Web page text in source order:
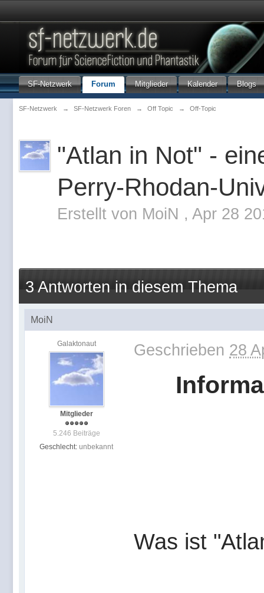
SF-Netzwerk Forum Mitglieder Kalender Blogs
SF-Netzwerk → SF-Netzwerk Foren → Off Topic → Off-Topic
"Atlan in Not" -
Perry-Rhodan-
Erstellt von MoiN , Apr 28
3 Antworten in diesem Thema
MoiN
Galaktonaut
Mitglieder
5.246 Beiträge
Geschlecht: unbekannt
Geschrieben 28
Was ist